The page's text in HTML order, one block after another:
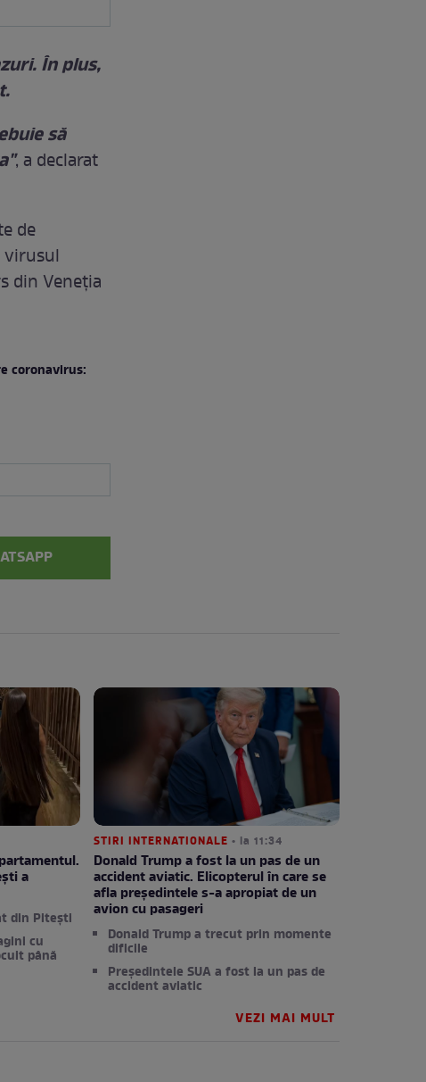
În plus,
să
, a declarat
de
virusul
din Veneția
coronavirus:
a
din Pitești
cu
până
STIRI INTERNATIONALE • la 11:34
Donald Trump a fost la un pas de un
accident aviatic. Elicopterul în care se
afla președintele s-a apropiat de un
avion cu pasageri
Donald Trump a trecut prin momente
dificile
Președintele SUA a fost la un pas de
accident aviatic
VEZI MAI MULT